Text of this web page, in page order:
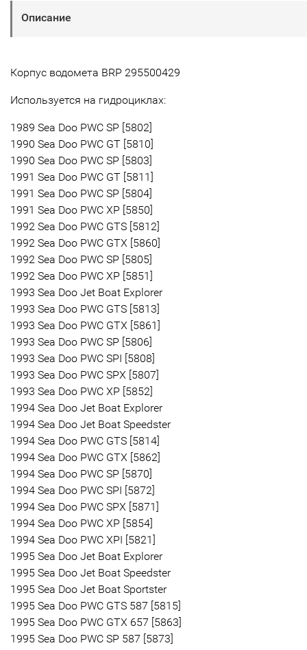
Описание
Корпус водомета BRP 295500429
Используется на гидроциклах:
1989 Sea Doo PWC SP [5802]
1990 Sea Doo PWC GT [5810]
1990 Sea Doo PWC SP [5803]
1991 Sea Doo PWC GT [5811]
1991 Sea Doo PWC SP [5804]
1991 Sea Doo PWC XP [5850]
1992 Sea Doo PWC GTS [5812]
1992 Sea Doo PWC GTX [5860]
1992 Sea Doo PWC SP [5805]
1992 Sea Doo PWC XP [5851]
1993 Sea Doo Jet Boat Explorer
1993 Sea Doo PWC GTS [5813]
1993 Sea Doo PWC GTX [5861]
1993 Sea Doo PWC SP [5806]
1993 Sea Doo PWC SPI [5808]
1993 Sea Doo PWC SPX [5807]
1993 Sea Doo PWC XP [5852]
1994 Sea Doo Jet Boat Explorer
1994 Sea Doo Jet Boat Speedster
1994 Sea Doo PWC GTS [5814]
1994 Sea Doo PWC GTX [5862]
1994 Sea Doo PWC SP [5870]
1994 Sea Doo PWC SPI [5872]
1994 Sea Doo PWC SPX [5871]
1994 Sea Doo PWC XP [5854]
1994 Sea Doo PWC XPI [5821]
1995 Sea Doo Jet Boat Explorer
1995 Sea Doo Jet Boat Speedster
1995 Sea Doo Jet Boat Sportster
1995 Sea Doo PWC GTS 587 [5815]
1995 Sea Doo PWC GTX 657 [5863]
1995 Sea Doo PWC SP 587 [5873]